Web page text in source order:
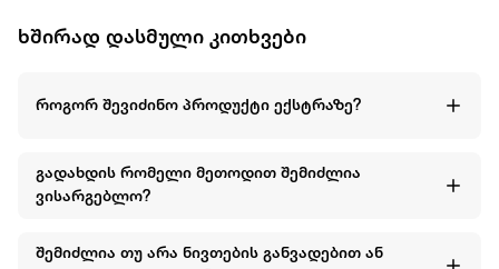
ხშირად დასმული კითხვები
როგორ შევიძინო პროდუქტი ექსტრაზე?
გადახდის რომელი მეთოდით შემიძლია
ვისარგებლო?
შემიძლია თუ არა ნივთების განვადებით ან